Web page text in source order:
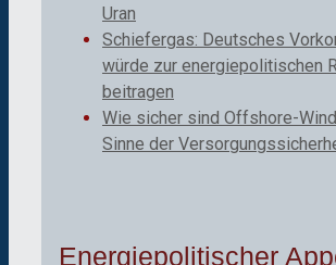
Uran
Schiefergas: Deutsches
würde zur energiepolitischen
beitragen
Wie sicher sind Offshore-
Sinne der
Energiepolitischer